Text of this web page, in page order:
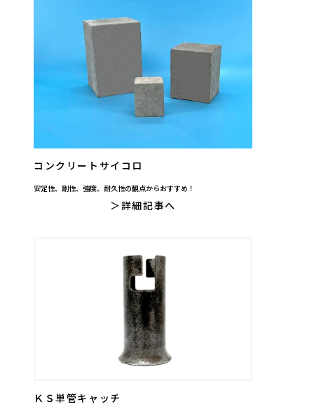
コンクリートサイコロ
安定性、剛性、強度、耐久性の観点からおすすめ！
詳細記事へ
ＫＳ単管キャッチ